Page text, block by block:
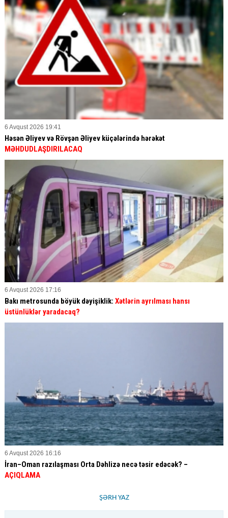
6 Avqust 2026 19:41
Həsən Əliyev və Rövşən Əliyev küçələrində hərəkət
MƏHDUDLAŞDIRILACAQ
6 Avqust 2026 17:16
Bakı metrosunda böyük dəyişiklik: Xətlərin ayrılması hansı
üstünlüklər yaradacaq?
6 Avqust 2026 16:16
İran–Oman razılaşması Orta Dəhlizə necə təsir edəcək? –
AÇIQLAMA
ŞƏRH YAZ